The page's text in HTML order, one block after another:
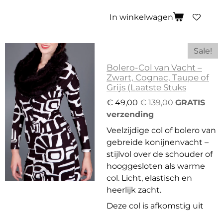
In winkelwagen
Sale!
Bolero-Col van Vacht –
Zwart, Cognac, Taupe of
Grijs (Laatste Stuks
€ 49,00 € 139,00 GRATIS
verzending
Veelzijdige col of bolero van
gebreide konijnenvacht –
stijlvol over de schouder of
hooggesloten als warme
col. Licht, elastisch en
heerlijk zacht.
Deze col is afkomstig uit